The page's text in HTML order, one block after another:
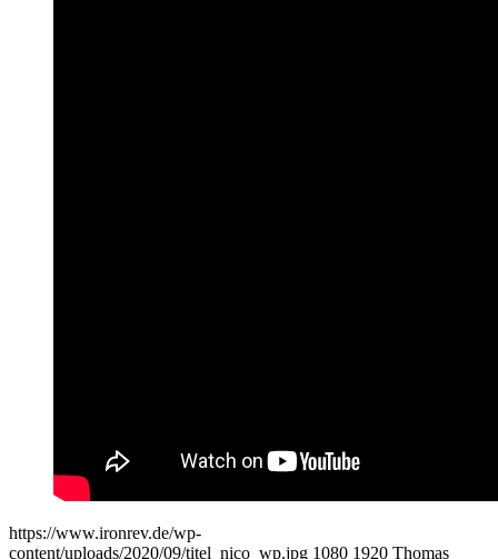
https://www.ironrev.de/wp-
content/uploads/2020/09/titel_nico_wp.jpg 1080 1920 Thomas